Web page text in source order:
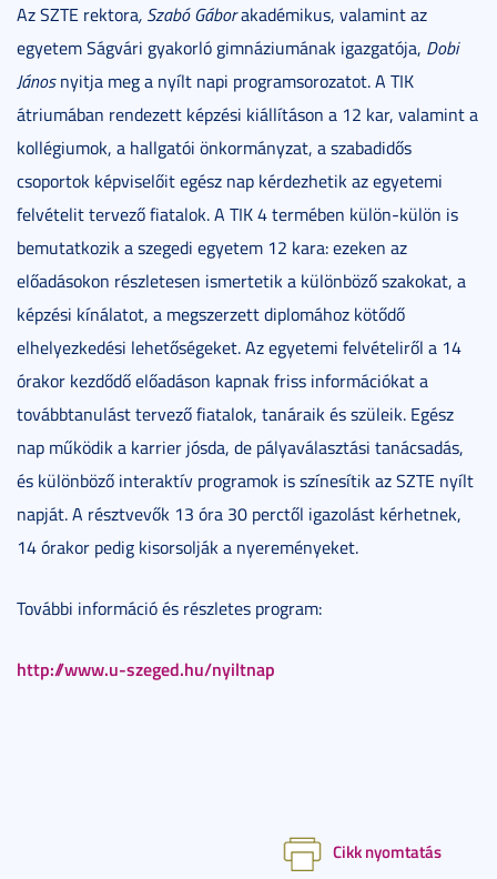
Az SZTE rektora, Szabó Gáborakadémikus, valamint az
egyetem Ságvári gyakorló gimnáziumának igazgatója, Dobi
Jánosnyitja meg a nyílt napi programsorozatot. A TIK
átriumában rendezett képzési kiállításon a 12 kar, valamint a
kollégiumok, a hallgatói önkormányzat, a szabadidős
csoportok képviselőit egész nap kérdezhetik az egyetemi
felvételit tervező fiatalok. A TIK 4 termében külön-külön is
bemutatkozik a szegedi egyetem 12 kara: ezeken az
előadásokon részletesen ismertetik a különböző szakokat, a
képzési kínálatot, a megszerzett diplomához kötődő
elhelyezkedési lehetőségeket. Az egyetemi felvételiről a 14
órakor kezdődő előadáson kapnak friss információkat a
továbbtanulást tervező fiatalok, tanáraik és szüleik. Egész
nap működik a karrier jósda, de pályaválasztási tanácsadás,
és különböző interaktív programok is színesítik az SZTE nyílt
napját. A résztvevők 13 óra 30 perctől igazolást kérhetnek,
14 órakor pedig kisorsolják a nyereményeket.
További információ és részletes program:
http://www.u-szeged.hu/nyiltnap
Cikk nyomtatás